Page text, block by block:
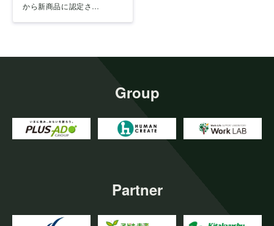
から新商品に認定さ…
Group
Partner